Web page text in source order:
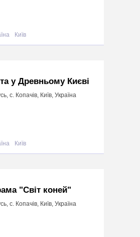
Київ
у Древньому Києві
с. Копачів, Київ, Україна
Київ
"Світ коней"
с. Копачів, Київ, Україна